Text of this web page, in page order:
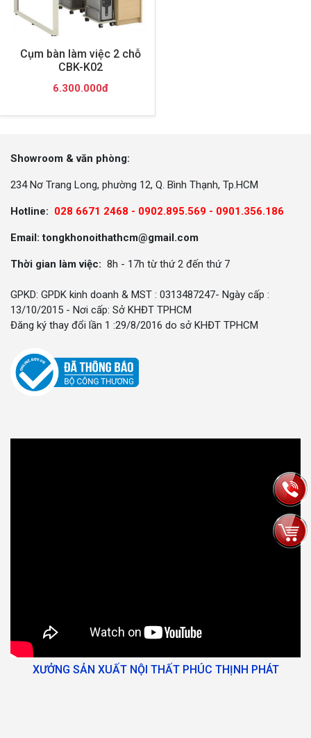
Cụm bàn làm việc 2 chỗ
CBK-K02
6.300.000đ
Showroom & văn phòng:
234 Nơ Trang Long, phường 12, Q. Bình Thạnh, Tp.HCM
Hotline: 028 6671 2468 - 0902.895.569 - 0901.356.186
Email: tongkhonoithathcm@gmail.com
Thời gian làm việc: 8h - 17h từ thứ 2 đến thứ 7
GPKD: GPDK kinh doanh & MST : 0313487247- Ngày cấp :
13/10/2015 - Nơi cấp: Sở KHĐT TPHCM
Đăng ký thay đổi lần 1 :29/8/2016 do sở KHĐT TPHCM
XƯỞNG SẢN XUẤT NỘI THẤT PHÚC THỊNH PHÁT